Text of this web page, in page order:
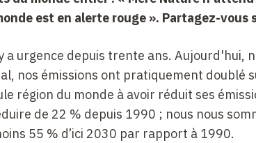
est en alerte rouge ». Partagez-vous
a urgence depuis trente ans. Aujourd'hui,
nos émissions ont pratiquement doublé
région du monde à avoir réduit ses
de 22 % depuis 1990 ; nous nous
55 % d’ici 2030 par rapport à 1990.